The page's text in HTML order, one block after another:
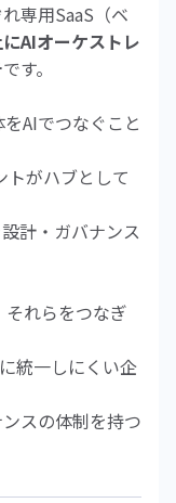
専用SaaS（ベ
AIオーケストレ
です。
AIでつなぐこと
トがハブとして
計・ガバナンス
それらをつなぎ
統一しにくい企
スの体制を持つ